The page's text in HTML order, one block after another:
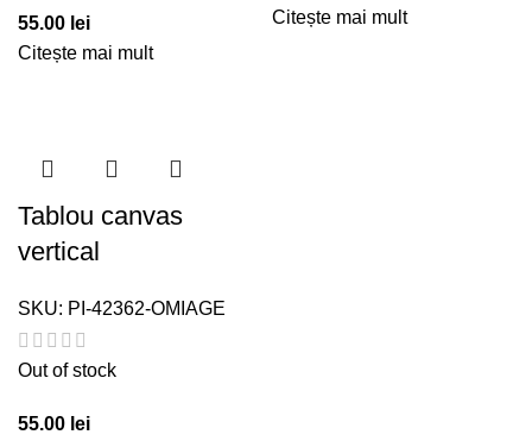
55.00 lei
Citește mai mult
Citește mai mult
Tablou canvas
vertical
SKU: PI-42362-OMIAGE
Out of stock
55.00 lei